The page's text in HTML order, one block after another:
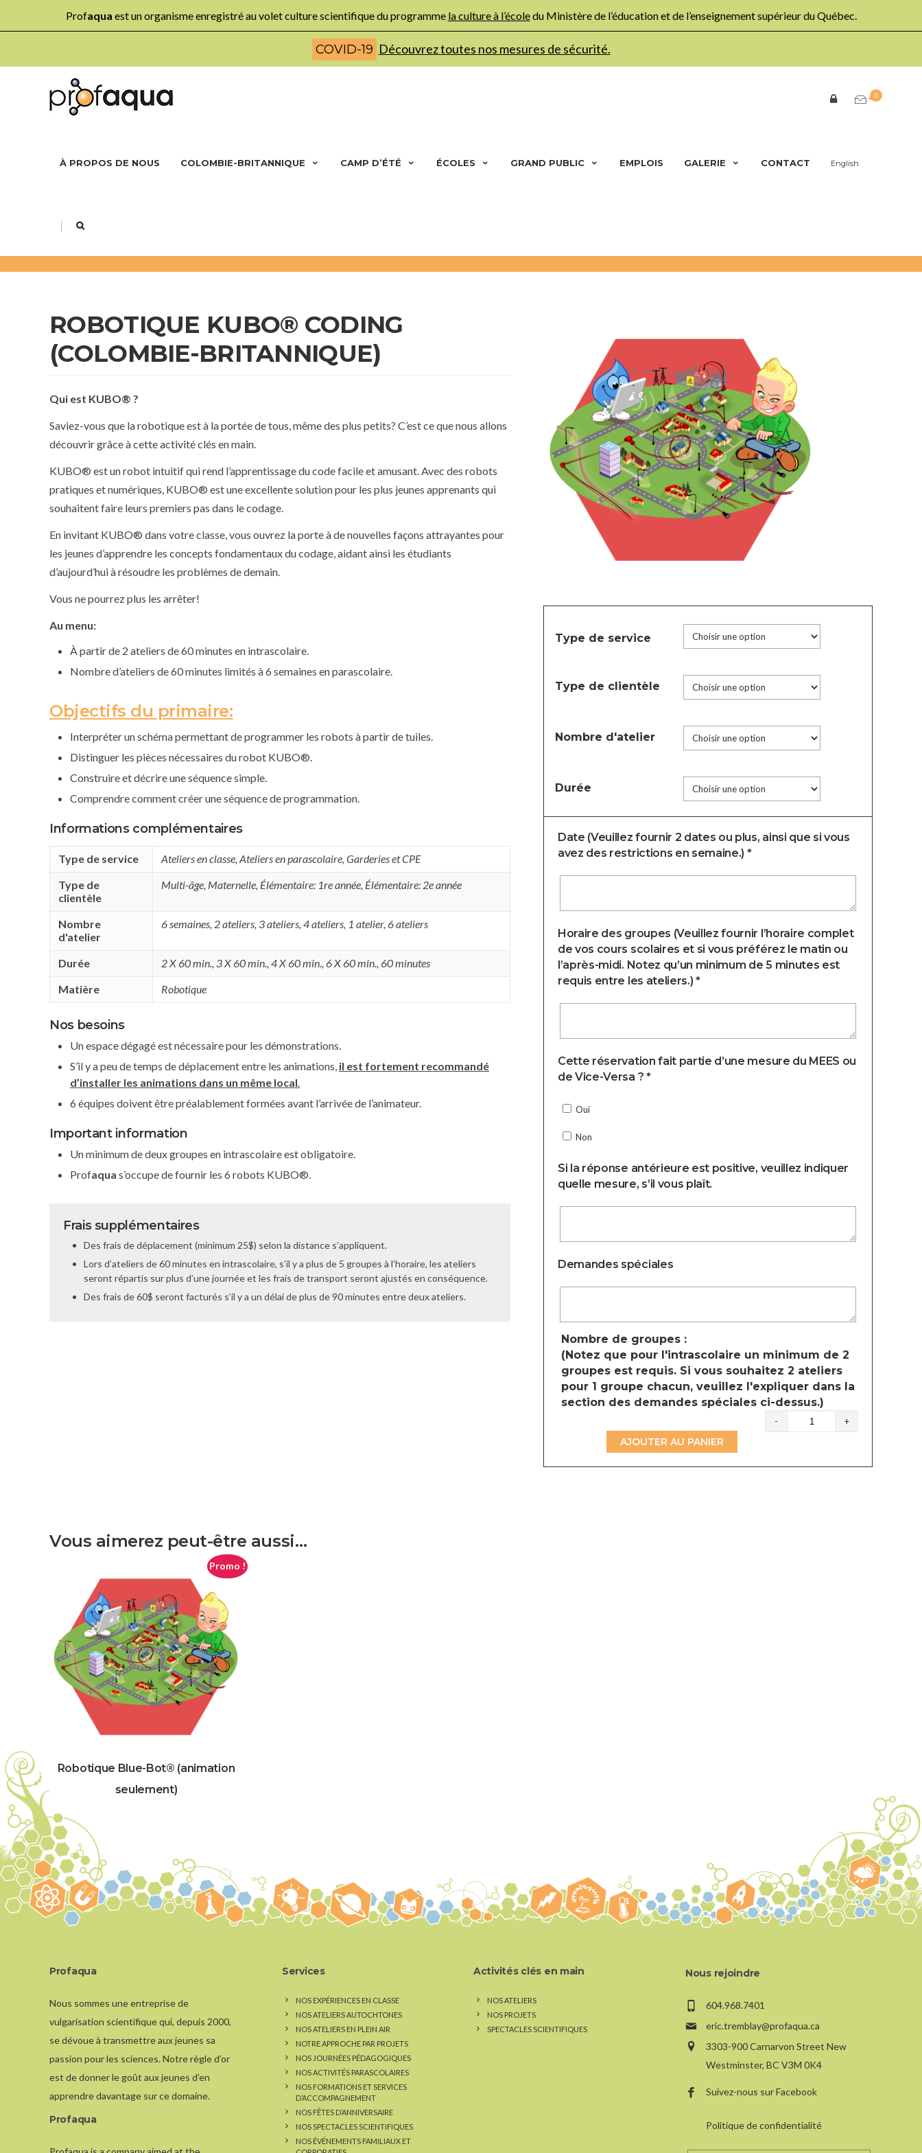
Profaqua est un organisme enregistré au volet culture scientifique du programme la culture à l’écoledu Ministère de l’éducation et de l’enseignement supérieur du Québec.
COVID-19 Découvrez toutes nos mesures de sécurité.
0
À PROPOS DE NOUS COLOMBIE-BRITANNIQUE CAMP D’ÉTÉ ÉCOLES GRAND PUBLIC EMPLOIS GALERIE CONTACT English
|
NOS PROJETS
ROBOTIQUE KUBO® CODING
(COLOMBIE-BRITANNIQUE)
Qui est KUBO® ?
Saviez-vous que la robotique est à la portée de tous, même des plus petits? C’est ce que nous allons
découvrir grâce à cette activité clés en main.
KUBO® est un robot intuitif qui rend l’apprentissage du code facile et amusant. Avec des robots
pratiques et numériques, KUBO® est une excellente solution pour les plus jeunes apprenants qui
souhaitent faire leurs premiers pas dans le codage.
En invitant KUBO® dans votre classe, vous ouvrez la porte à de nouvelles façons attrayantes pour
les jeunes d’apprendre les concepts fondamentaux du codage, aidant ainsi les étudiants
d’aujourd’hui à résoudre les problèmes de demain.
Vous ne pourrez plus les arrêter!
Au menu:
À partir de 2 ateliers de 60 minutes en intrascolaire.
Nombre d’ateliers de 60 minutes limités à 6 semaines en parascolaire.
Objectifs du primaire:
Interpréter un schéma permettant de programmer les robots à partir de tuiles.
Distinguer les pièces nécessaires du robot KUBO®.
Construire et décrire une séquence simple.
Comprendre comment créer une séquence de programmation.
Informations complémentaires
Type de service Ateliers en classe, Ateliers en parascolaire, Garderies et CPE
Type de
clientèle
Multi-âge, Maternelle, Élémentaire: 1re année, Élémentaire: 2e année
Nombre
d'atelier
6 semaines, 2 ateliers, 3 ateliers, 4 ateliers, 1 atelier, 6 ateliers
Durée 2 X 60 min., 3 X 60 min., 4 X 60 min., 6 X 60 min., 60 minutes
Matière
Robotique
Nos besoins
Un espace dégagé est nécessaire pour les démonstrations.
S’il y a peu de temps de déplacement entre les animations, il est fortement recommandé
d’installer les animations dans un même local.
6 équipes doivent être préalablement formées avant l’arrivée de l’animateur.
Important information
Un minimum de deux groupes en intrascolaire est obligatoire.
Profaqua s’occupe de fournir les 6 robots KUBO®.
Frais supplémentaires
Des frais de déplacement (minimum 25$) selon la distance s’appliquent.
Lors d’ateliers de 60 minutes en intrascolaire, s’il y a plus de 5 groupes à l’horaire, les ateliers
seront répartis sur plus d’une journée et les frais de transport seront ajustés en conséquence.
Des frais de 60$ seront facturés s’il y a un délai de plus de 90 minutes entre deux ateliers.
Type de service
Type de clientèle
Nombre d'atelier
Durée
Date (Veuillez fournir 2 dates ou plus, ainsi que si vous
avez des restrictions en semaine.) *
Horaire des groupes (Veuillez fournir l’horaire complet
de vos cours scolaires et si vous préférez le matin ou
l’après-midi. Notez qu’un minimum de 5 minutes est
requis entre les ateliers.) *
Cette réservation fait partie d’une mesure du MEES ou
de Vice-Versa ? *
Oui
Non
Si la réponse antérieure est positive, veuillez indiquer
quelle mesure, s’il vous plaît.
Demandes spéciales
Nombre de groupes :
(Notez que pour l'intrascolaire un minimum de 2
groupes est requis. Si vous souhaitez 2 ateliers
pour 1 groupe chacun, veuillez l'expliquer dans la
section des demandes spéciales ci-dessus.)
quantité
de
KUBO®
AJOUTER AU PANIER
Vous aimerez peut-être aussi…
Promo !
Robotique Blue-Bot® (animation
seulement)
Profaqua
Nous sommes une entreprise de
vulgarisation scientifique qui, depuis 2000,
se dévoue à transmettre aux jeunes sa
passion pour les sciences. Notre règle d’or
est de donner le goût aux jeunes d’en
apprendre davantage sur ce domaine.
Profaqua
Services
NOS EXPÉRIENCES EN CLASSE
NOS ATELIERS AUTOCHTONES
NOS ATELIERS EN PLEIN AIR
NOTRE APPROCHE PAR PROJETS
NOS JOURNÉES PÉDAGOGIQUES
NOS ACTIVITÉS PARASCOLAIRES
NOS FORMATIONS ET SERVICES
D’ACCOMPAGNEMENT
NOS FÊTES D’ANNIVERSAIRE
NOS SPECTACLES SCIENTIFIQUES
NOS ÉVÉNEMENTS FAMILIAUX ET
Activités clés en main
NOS ATELIERS
NOS PROJETS
SPECTACLES SCIENTIFIQUES
Nous rejoindre
604.968.7401
eric.tremblay@profaqua.ca
3303-900 Carnarvon Street New
Westminster, BC V3M 0K4
Suivez-nous sur Facebook
Politique de confidentialité